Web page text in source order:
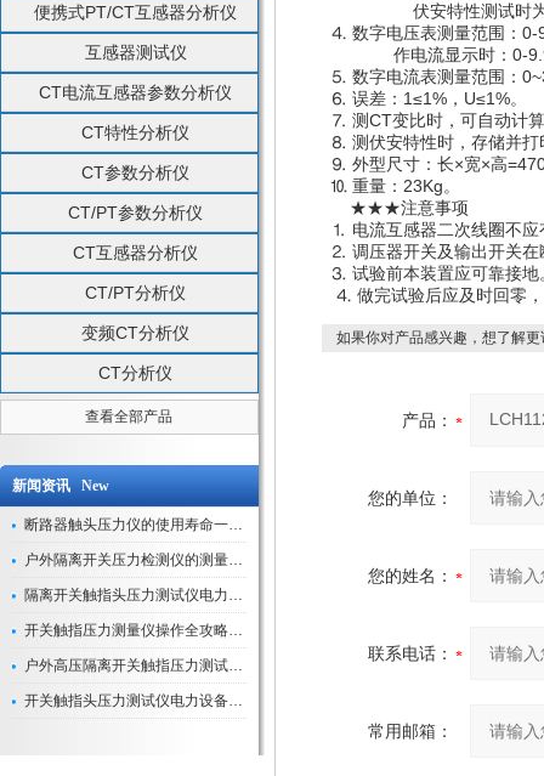
便携式PT/CT互感器分析仪
互感器测试仪
CT电流互感器参数分析仪
CT特性分析仪
CT参数分析仪
CT/PT参数分析仪
CT互感器分析仪
CT/PT分析仪
变频CT分析仪
CT分析仪
查看全部产品
新闻资讯 New
断路器触头压力仪的使用寿命一般是多久？
户外隔离开关压力检测仪的测量数据如何与GIS系统对接实现智能化运维？
隔离开关触指头压力测试仪电力系统安全运行的“定海神针”
开关触指压力测量仪操作全攻略：从准备到精准测量的实战指南
户外高压隔离开关触指压力测试仪的作用与价值
开关触指头压力测试仪电力设备安全的“隐形守护者”
伏安特性测试时为
⒋ 数字电压表测量范围：0-
作电流显示时：0-
⒌ 数字电流表测量范围：
⒍ 误差：1≤1%，U≤1%。
⒎ 测CT变比时，可自动计
⒏ 测伏安特性时，存储并
⒐ 外型尺寸：长×宽×高
⒑ 重量：23Kg。
★★★注意事项
⒈ 电流互感器二次线圈不应
⒉ 调压器开关及输出开关
⒊ 试验前本装置应可靠接地
⒋ 做完试验后应及时回零
如果你对产品感兴趣，想了解
产品：
您的单位：
您的姓名：
联系电话：
常用邮箱：